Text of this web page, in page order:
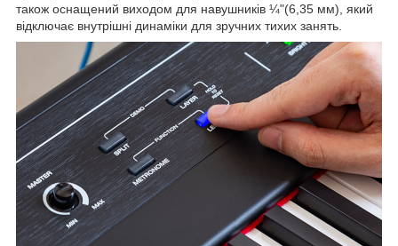
також оснащений виходом для навушників ¼"(6,35 мм), який
відключає внутрішні динаміки для зручних тихих занять.